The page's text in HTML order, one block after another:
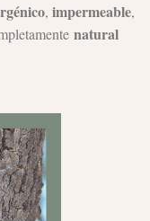
, impermeable,
natural